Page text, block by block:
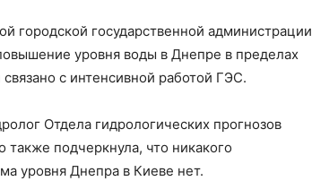
городской государственной администрации
уровня воды в Днепре в пределах
с интенсивной работой ГЭС.
Отдела гидрологических прогнозов
подчеркнула, что никакого
уровня Днепра в Киеве нет.